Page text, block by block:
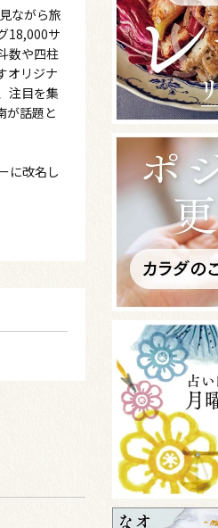
ながら旅
18,000サ
数や四柱
オリジナ
注目を集
が話題と
に改名し